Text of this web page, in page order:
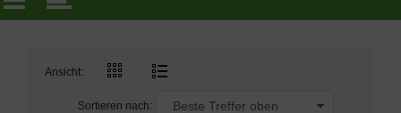
Ansicht:
Sortieren nach: